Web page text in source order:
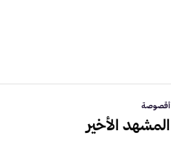
أقصوصة
المشهد الأخير